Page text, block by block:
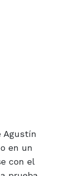
Agustín
en un
con el